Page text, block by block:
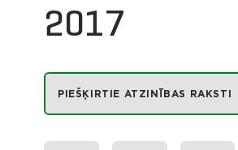
2017
PIEŠĶIRTIE ATZINĪBAS RAKSTI